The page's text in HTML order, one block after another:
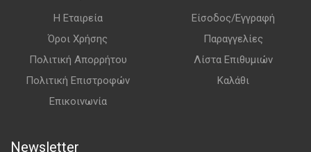
Η Εταιρεία
Όροι Χρήσης
Πολιτική Απορρήτου
Πολιτική Επιστροφών
Επικοινωνία
Είσοδος/Εγγραφή
Παραγγελίες
Λίστα Επιθυμιών
Καλάθι
Newsletter